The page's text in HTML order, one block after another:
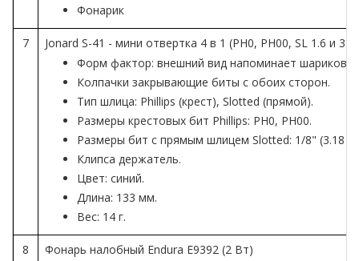
Фонарик
7
Jonard S-41 - мини отвертка 4 в 1 (PH0, PH00, SL 1.6 и
Форм фактор: внешний вид напоминает
Колпачки закрывающие биты с обоих сторон.
Тип шлица: Phillips (крест), Slotted (прямой).
Размеры крестовых бит Phillips: PH0, PH00.
Размеры бит с прямым шлицем Slotted: 1/8" (3.18
Клипса держатель.
Цвет: синий.
Длина: 133 мм.
Вес: 14 г.
8
Фонарь налобный Endura E9392 (2 Вт)